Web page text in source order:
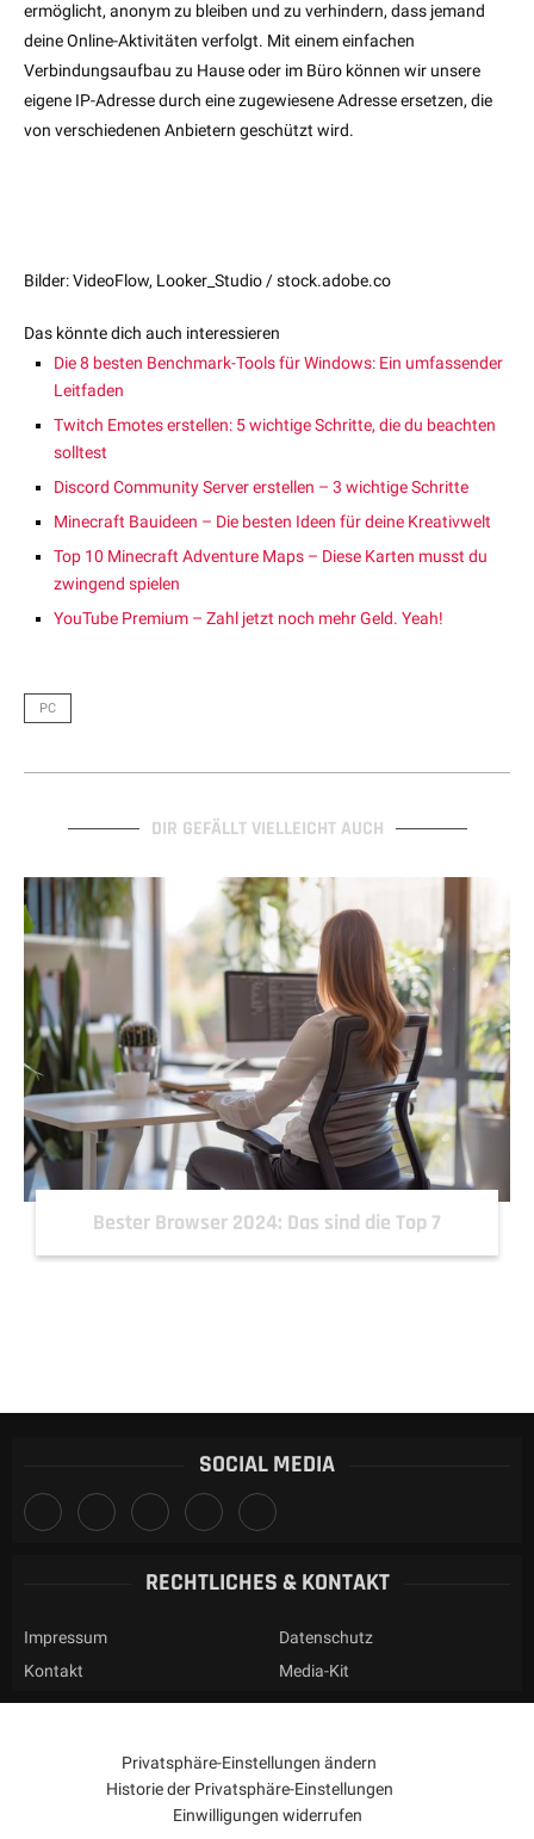
ermöglicht, anonym zu bleiben und zu verhindern, dass jemand
deine Online-Aktivitäten verfolgt. Mit einem einfachen
Verbindungsaufbau zu Hause oder im Büro können wir unsere
eigene IP-Adresse durch eine zugewiesene Adresse ersetzen, die
von verschiedenen Anbietern geschützt wird.
Bilder: VideoFlow, Looker_Studio / stock.adobe.co
Das könnte dich auch interessieren
Die 8 besten Benchmark-Tools für Windows: Ein umfassender
Leitfaden
Twitch Emotes erstellen: 5 wichtige Schritte, die du beachten
solltest
Discord Community Server erstellen – 3 wichtige Schritte
Minecraft Bauideen – Die besten Ideen für deine Kreativwelt
Top 10 Minecraft Adventure Maps – Diese Karten musst du
zwingend spielen
YouTube Premium – Zahl jetzt noch mehr Geld. Yeah!
PC
DIR GEFÄLLT VIELLEICHT AUCH
Bester Browser 2024: Das sind die Top 7
SOCIAL MEDIA
RECHTLICHES & KONTAKT
Impressum
Datenschutz
Kontakt
Media-Kit
Privatsphäre-Einstellungen ändern
Historie der Privatsphäre-Einstellungen
Einwilligungen widerrufen